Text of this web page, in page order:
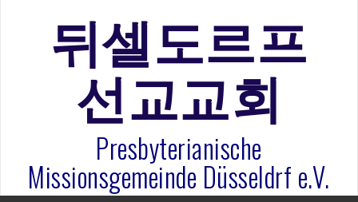
은퇴사-우선화 권사
20260322 주안에 가만히 머물기(요한복음 15:1-17) 손
훈목사
뒤셀도르프
선교교회
Presbyterianische
Missionsgemeinde Düsseldrf e.V.